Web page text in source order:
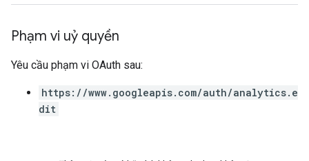
Phạm vi uỷ quyền
Yêu cầu phạm vi OAuth sau:
https://www.googleapis.com/auth/analytics.e
dit